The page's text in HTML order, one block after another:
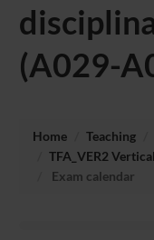
(A029-
Home Teaching
TFA_VER2
Exam calendar